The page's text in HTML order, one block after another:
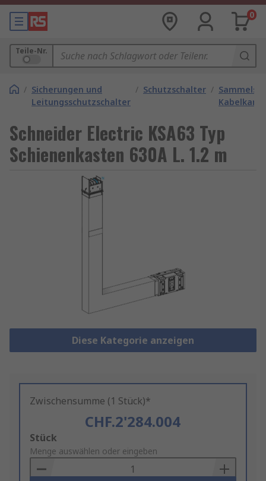
0
Teile-Nr.
/ Sicherungen und
Leitungsschutzschalter
/ Schutzschalter /
Kabelkanal
Schneider Electric KSA63 Typ
Schienenkasten 630A L. 1.2 m
Diese Kategorie anzeigen
Zwischensumme (1 Stück)*
CHF.2'284.004
Add
to
Basket
Stück
Menge auswählen oder eingeben